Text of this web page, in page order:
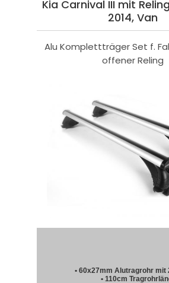
Kia Carnival III mit
2014, Van
Alu Komplettträger Set f.
offener Reling
• 60x27mm Alutragrohr mit
• 110cm